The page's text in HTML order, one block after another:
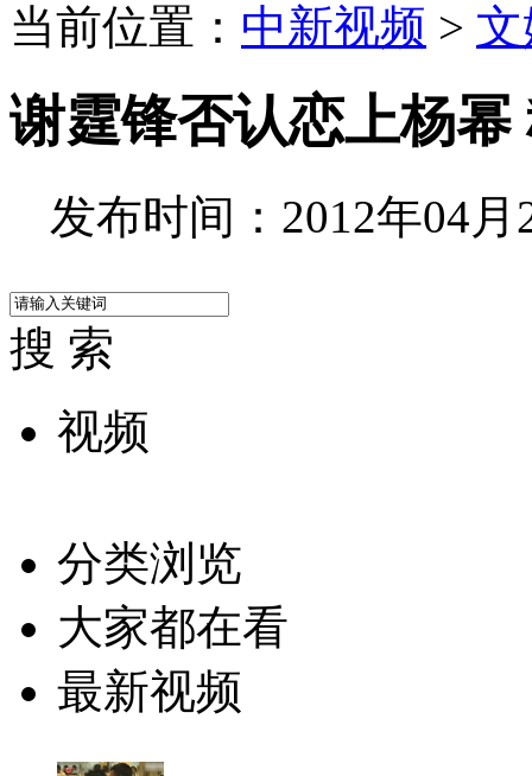
当前位置： 中新视频 >
谢霆锋否认恋上杨幂
发布时间：2012年04月
搜 索
视频
分类浏览
大家都在看
最新视频